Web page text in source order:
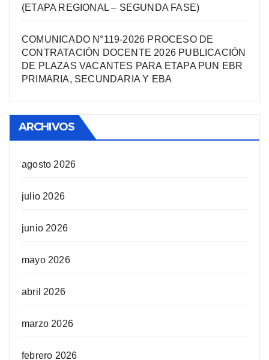
(ETAPA REGIONAL – SEGUNDA FASE)
COMUNICADO N°119-2026 PROCESO DE
CONTRATACIÓN DOCENTE 2026 PUBLICACIÓN
DE PLAZAS VACANTES PARA ETAPA PUN EBR
PRIMARIA, SECUNDARIA Y EBA
ARCHIVOS
agosto 2026
julio 2026
junio 2026
mayo 2026
abril 2026
marzo 2026
febrero 2026